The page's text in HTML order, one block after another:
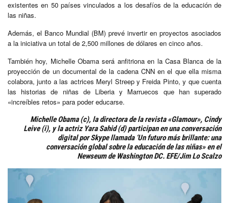
existentes en 50 países vinculados a los desafíos de la educación de
las niñas.
Además, el Banco Mundial (BM) prevé invertir en proyectos asociados
a la iniciativa un total de 2,500 millones de dólares en cinco años.
También hoy, Michelle Obama será anfitriona en la Casa Blanca de la
proyección de un documental de la cadena CNN en el que ella misma
colabora, junto a las actrices Meryl Streep y Freida Pinto, y que cuenta
las historias de niñas de Liberia y Marruecos que han superado
«increíbles retos» para poder educarse.
Michelle Obama (c), la directora de la revista «Glamour», Cindy
Leive (i), y la actriz Yara Sahid (d) participan en una conversación
digital por Skype llamada ‘Un futuro más brillante: una
conversación global sobre la educación de las niñas» en el
Newseum de Washington DC. EFE/Jim Lo Scalzo